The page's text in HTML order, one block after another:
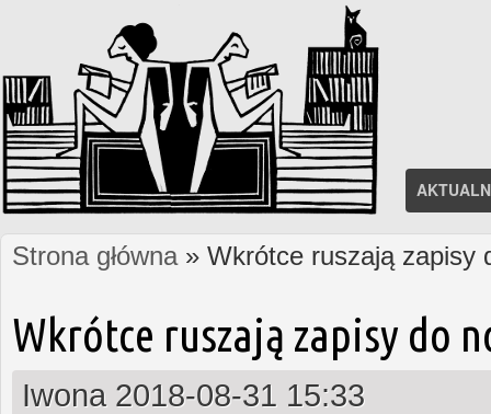
Jesteś tutaj
Strona główna» Wkrótce ruszają zapisy
Wkrótce ruszają zapisy do
Iwona 2018-08-31 15:33